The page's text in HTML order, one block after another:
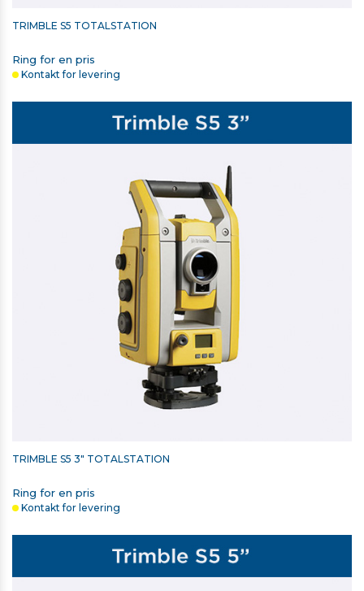
TRIMBLE S5 TOTALSTATION
Ring for en pris
Kontakt for levering
TRIMBLE S5 3" TOTALSTATION
Ring for en pris
Kontakt for levering